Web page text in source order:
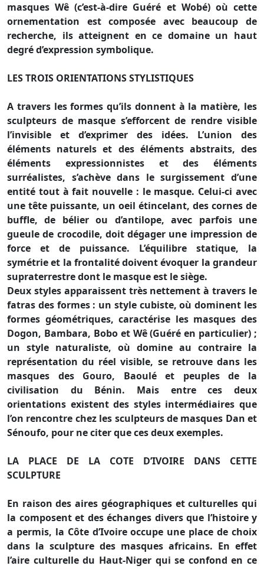
masques Wê (c’est-à-dire Guéré et Wobé) où cette
ornementation est composée avec beaucoup de
recherche, ils atteignent en ce domaine un haut
degré d’expression symbolique.
LES TROIS ORIENTATIONS STYLISTIQUES
A travers les formes qu’ils donnent à la matière, les
sculpteurs de masque s’efforcent de rendre visible
l’invisible et d’exprimer des idées. L’union des
éléments naturels et des éléments abstraits, des
éléments expressionnistes et des éléments
surréalistes, s’achève dans le surgissement d’une
entité tout à fait nouvelle : le masque. Celui-ci avec
une tête puissante, un oeil étincelant, des cornes de
buffle, de bélier ou d’antilope, avec parfois une
gueule de crocodile, doit dégager une impression de
force et de puissance. L’équilibre statique, la
symétrie et la frontalité doivent évoquer la grandeur
supraterrestre dont le masque est le siège.
Deux styles apparaissent très nettement à travers le
fatras des formes : un style cubiste, où dominent les
formes géométriques, caractérise les masques des
Dogon, Bambara, Bobo et Wê (Guéré en particulier) ;
un style naturaliste, où domine au contraire la
représentation du réel visible, se retrouve dans les
masques des Gouro, Baoulé et peuples de la
civilisation du Bénin. Mais entre ces deux
orientations existent des styles intermédiaires que
l’on rencontre chez les sculpteurs de masques Dan et
Sénoufo, pour ne citer que ces deux exemples.
LA PLACE DE LA COTE D’IVOIRE DANS CETTE
SCULPTURE
En raison des aires géographiques et culturelles qui
la composent et des échanges divers que l’histoire y
a permis, la Côte d’Ivoire occupe une place de choix
dans la sculpture des masques africains. En effet
l’aire culturelle du Haut-Niger qui se confond en ce